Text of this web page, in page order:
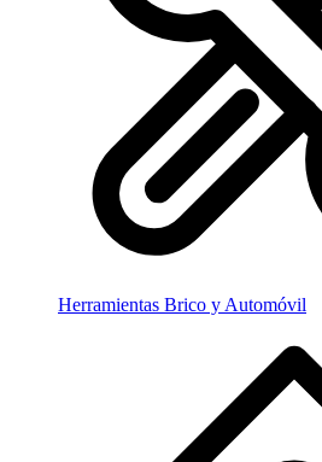
Herramientas Brico y Automóvil